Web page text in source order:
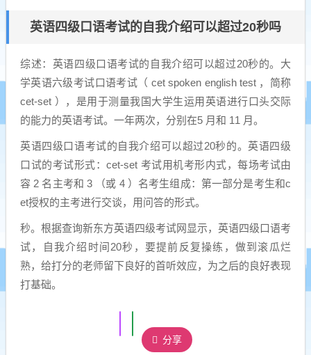
英语四级口语考试的自我介绍可以超过20秒吗
综述：英语四级口语考试的自我介绍可以超过20秒的。大
学英语六级考试口语考试（ cet spoken english test ，简称
cet-set ），是用于测量我国大学生运用英语进行口头交际
的能力的英语考试。一年两次，分别在5 月和 11 月。
英语四级口语考试的自我介绍可以超过20秒的。英语四级
口试的考试形式：cet-set 考试用机考形内式，每场考试由
容 2 名主考和 3 （或 4 ）名考生组成：第一部分是考生和c
et授权的主考进行交谈，用问答的形式。
秒。根据查询新东方英语四级考试网显示，英语四级口语考
试，自我介绍时间20秒，要提前反复操练，做到滚瓜烂
熟，给打分的老师留下良好的首听效应，为之后的良好表现
打基础。
分享